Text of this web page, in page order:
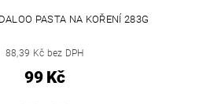
PASTA NA KOŘENÍ 283G
88,39 Kč bez DPH
99 Kč